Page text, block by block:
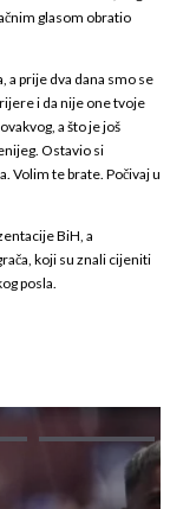
glasom obratio
a prije dva dana smo se
i da nije one tvoje
a što je još
Ostavio si
Volim te brate. Počivaj u
BiH, a
koji su znali cijeniti
posla.